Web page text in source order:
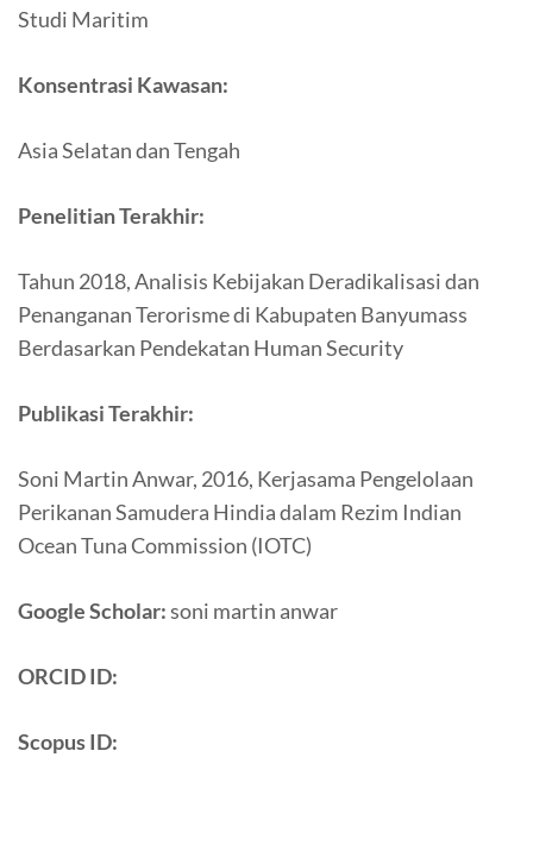
Studi Maritim
Konsentrasi Kawasan:
Asia Selatan dan Tengah
Penelitian Terakhir:
Tahun 2018, Analisis Kebijakan Deradikalisasi dan
Penanganan Terorisme di Kabupaten Banyumass
Berdasarkan Pendekatan Human Security
Publikasi Terakhir:
Soni Martin Anwar, 2016, Kerjasama Pengelolaan
Perikanan Samudera Hindia dalam Rezim Indian
Ocean Tuna Commission (IOTC)
Google Scholar:soni martin anwar
ORCID ID:
Scopus ID: